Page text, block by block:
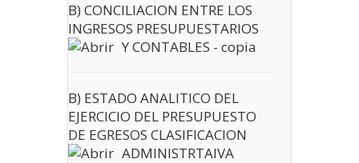
B) CONCILIACION ENTRE LOS
INGRESOS PRESUPUESTARIOS
Y CONTABLES - copia
B) ESTADO ANALITICO DEL
EJERCICIO DEL PRESUPUESTO
DE EGRESOS CLASIFICACION
ADMINISTRTAIVA